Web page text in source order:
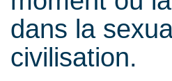
dans la
civilisation.